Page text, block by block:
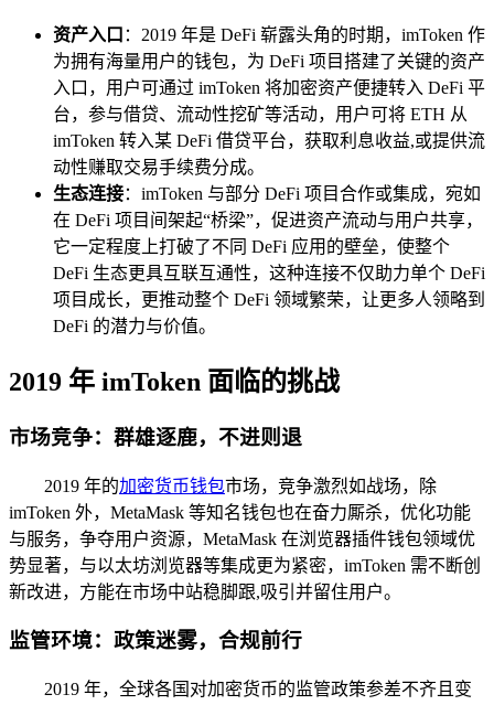
资产入口 ：2019 年是 DeFi 崭露头角的时期，imToken 作
为拥有海量用户的钱包，为 DeFi 项目搭建了关键的资产
入口，用户可通过 imToken 将加密资产便捷转入 DeFi 平
台，参与借贷、流动性挖矿等活动，用户可将 ETH 从
imToken 转入某 DeFi 借贷平台，获取利息收益,或提供流
动性赚取交易手续费分成。
生态连接：imToken 与部分 DeFi 项目合作或集成，宛如
在 DeFi 项目间架起“桥梁”，促进资产流动与用户共享，
它一定程度上打破了不同 DeFi 应用的壁垒，使整个
DeFi 生态更具互联互通性，这种连接不仅助力单个 DeFi
项目成长，更推动整个 DeFi 领域繁荣，让更多人领略到
DeFi 的潜力与价值。
2019 年 imToken 面临的挑战
市场竞争：群雄逐鹿，不进则退
2019 年的加密货币钱包市场，竞争激烈如战场，除
imToken 外，MetaMask 等知名钱包也在奋力厮杀，优化功能
与服务，争夺用户资源，MetaMask 在浏览器插件钱包领域优
势显著，与以太坊浏览器等集成更为紧密，imToken 需不断创
新改进，方能在市场中站稳脚跟,吸引并留住用户。
监管环境：政策迷雾，合规前行
2019 年，全球各国对加密货币的监管政策参差不齐且变